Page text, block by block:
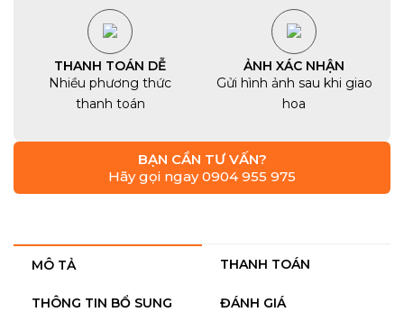
THANH TOÁN DỄ
Nhiều phương thức
thanh toán
ẢNH XÁC NHẬN
Gửi hình ảnh sau khi giao
hoa
BẠN CẦN TƯ VẤN?
Hãy gọi ngay 0904 955 975
MÔ TẢ THANH TOÁN
THÔNG TIN BỔ SUNG ĐÁNH GIÁ